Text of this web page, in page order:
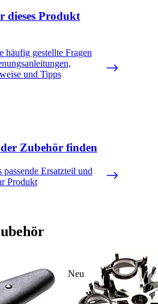
dieses Produkt
häufig gestellte Fragen
und Tipps
Zubehör finden
passende Ersatzteil und
Produkt
Neu